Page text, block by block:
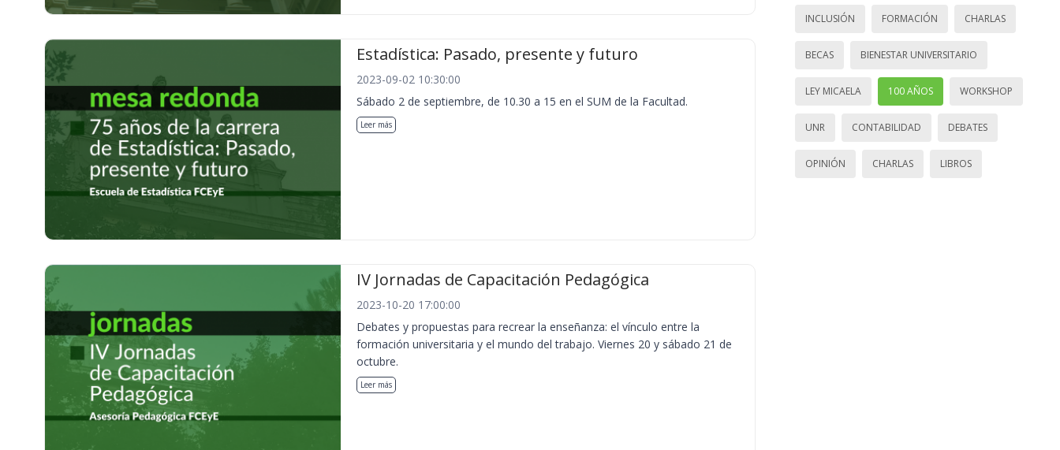
Estadística: Pasado, presente y futuro
2023-09-02 10:30:00
Sábado 2 de septiembre, de 10.30 a 15 en el SUM de la Facultad.
Leer más
IV Jornadas de Capacitación Pedagógica
2023-10-20 17:00:00
Debates y propuestas para recrear la enseñanza: el vínculo entre la
formación universitaria y el mundo del trabajo. Viernes 20 y sábado 21 de
octubre.
Leer más
INCLUSIÓN FORMACIÓN CHARLAS
BECAS BIENESTAR UNIVERSITARIO
LEY MICAELA 100 AÑOS WORKSHOP
UNR CONTABILIDAD DEBATES
OPINIÓN CHARLAS LIBROS